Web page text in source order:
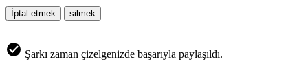
İptal etmek silmek
Şarkı zaman çizelgenizde başarıyla paylaşıldı.